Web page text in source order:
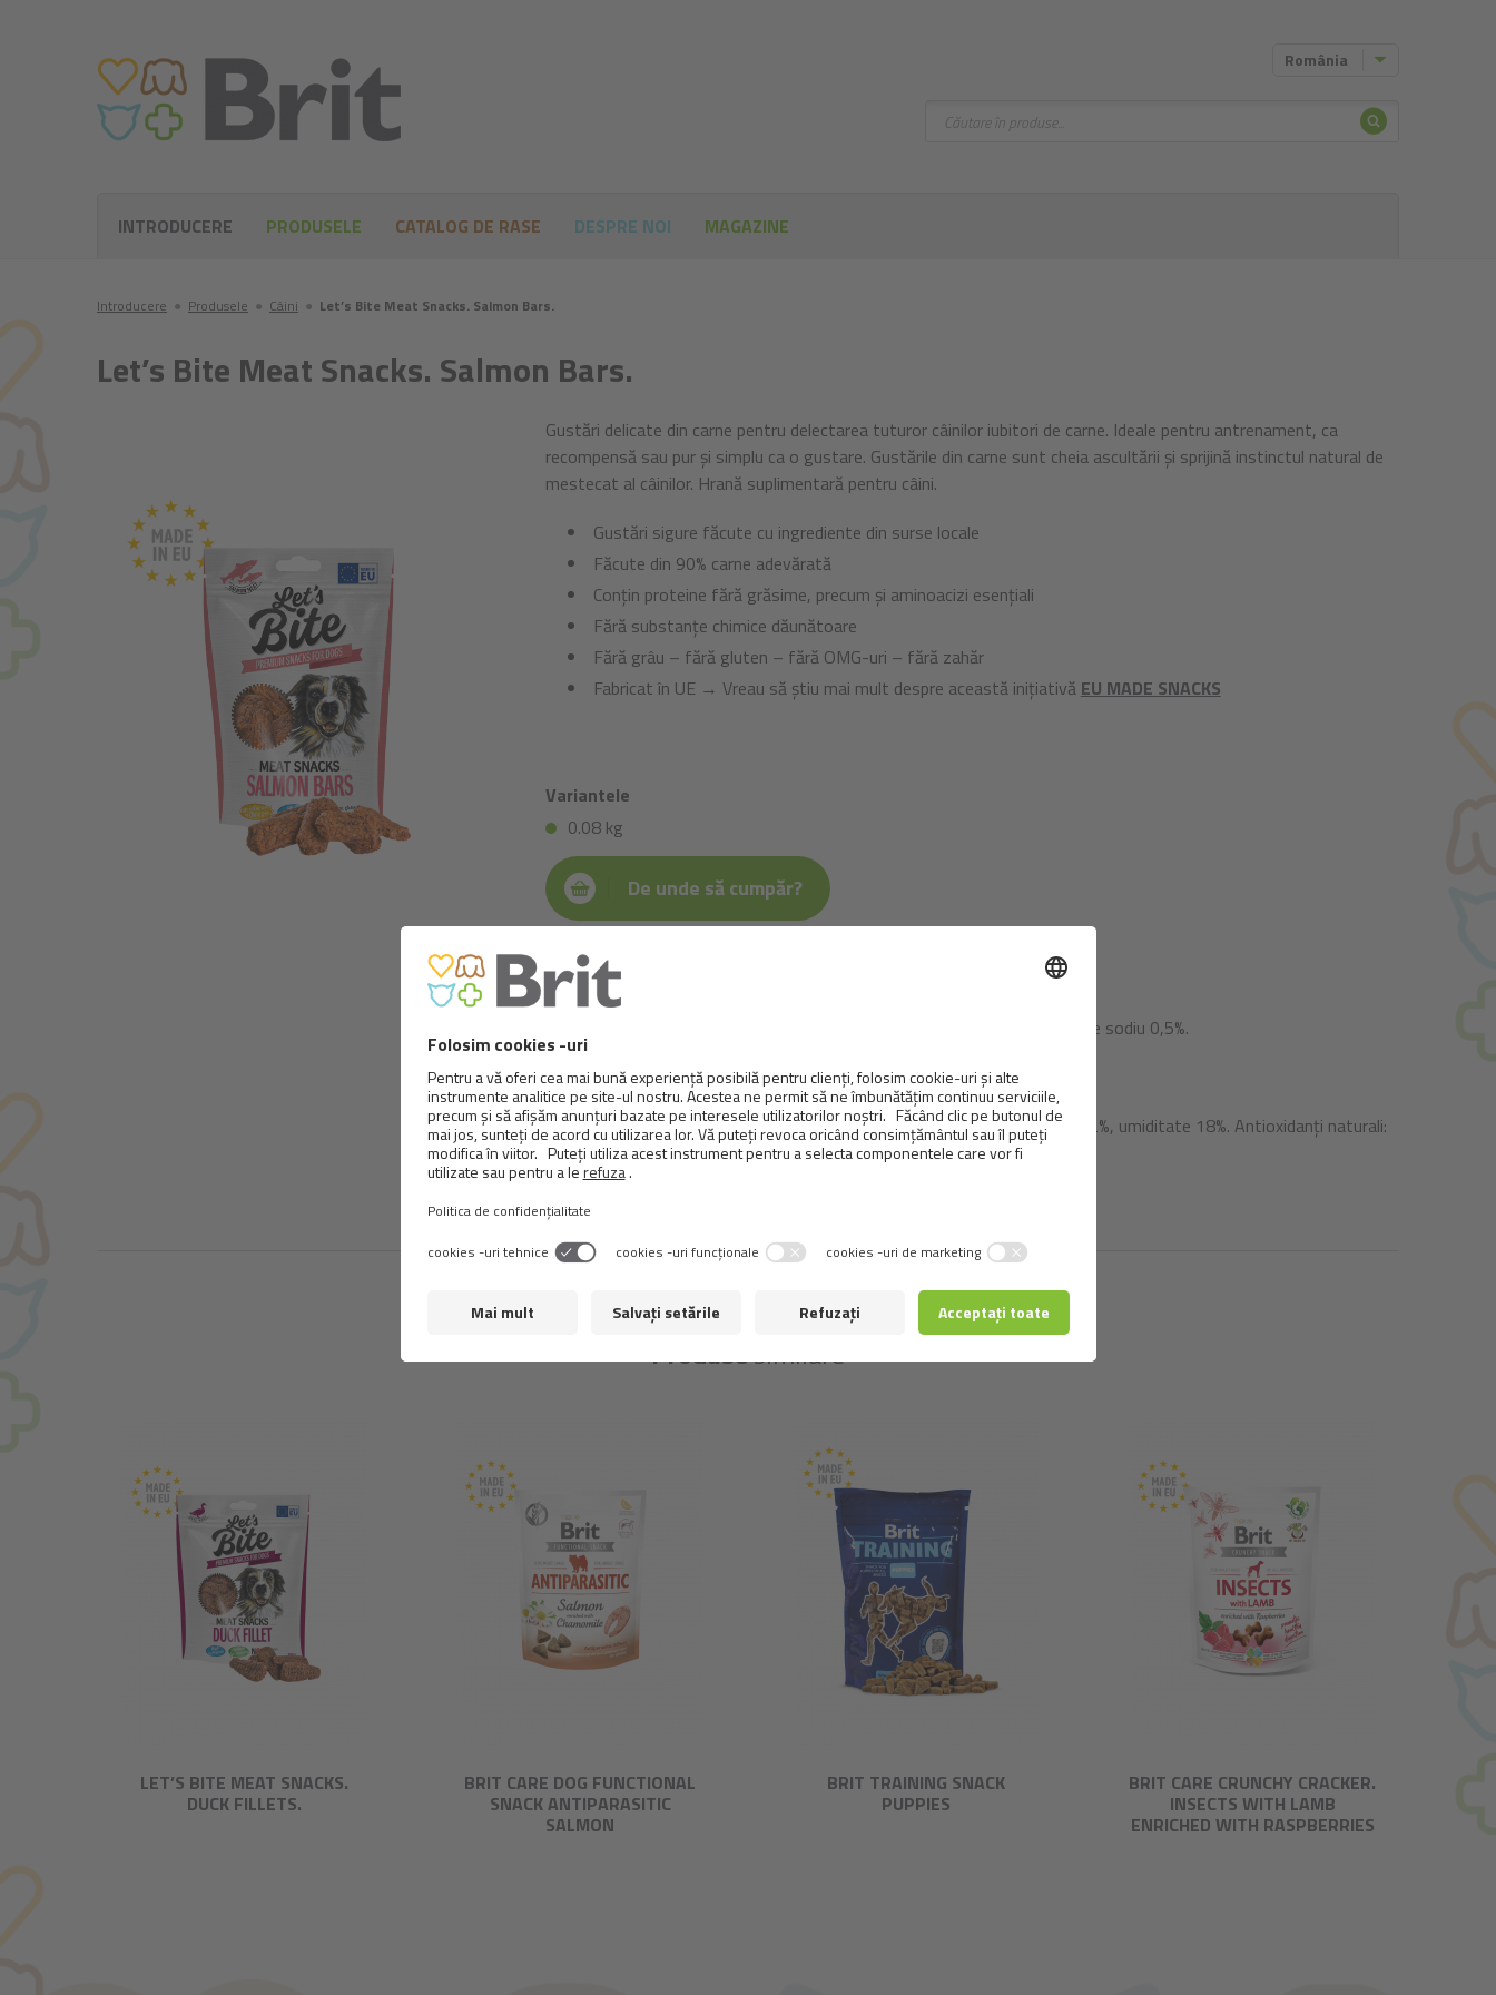
Introducere ● Produsele ● Câini ● Let’s Bite Meat Snacks. Salmon Bars.
Let’s Bite Meat Snacks. Salmon Bars.
Gustări delicate din carne pentru delectarea tuturor câinilor iubitori de carne. Ideale pentru antrenament, ca
recompensă sau pur și simplu ca o gustare. Gustările din carne sunt cheia ascultării și sprijină instinctul natural de
mestecat al câinilor. Hrană suplimentară pentru câini.
Gustări sigure făcute cu ingrediente din surse locale
Făcute din 90% carne adevărată
Conțin proteine fără grăsime, precum și aminoacizi esențiali
Fără substanțe chimice dăunătoare
Fără grâu – fără gluten – fără OMG-uri – fără zahăr
Fabricat în UE → Vreau să știu mai mult despre această inițiativă EU MADE SNACKS
Variantele
0.08 kg
De unde să cumpăr?
Compoziție:
carne de pasăre 63%, somon 26%, glicerol vegetal, lignoceluloză, clorură de sodiu 0,5%.
Compuși analitici:
proteine brute 32%, grăsime brută 30%, cenușă brută 6,1%, fibre brute 7,2%, umiditate 18%. Antioxidanți naturali:
extract de rozmarin și extracte de tocoferol din uleiuri vegetale (1b306(i)).
Produsesimilare
LET’S BITE MEAT SNACKS.
DUCK FILLETS.
BRIT CARE DOG FUNCTIONAL
SNACK ANTIPARASITIC
SALMON
BRIT TRAINING SNACK
PUPPIES
BRIT CARE CRUNCHY CRACKER.
INSECTS WITH LAMB
ENRICHED WITH RASPBERRIES
România
Căutare Căutare
INTRODUCERE PRODUSELE CATALOG DE RASE DESPRE NOI MAGAZINE